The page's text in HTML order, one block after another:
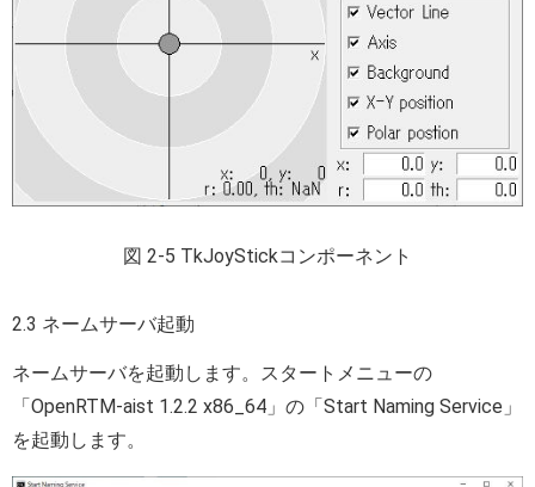
図 2-5 TkJoyStickコンポーネント
2.3 ネームサーバ起動
ネームサーバを起動します。スタートメニューの
「OpenRTM-aist 1.2.2 x86_64」の「Start Naming Service」
を起動します。